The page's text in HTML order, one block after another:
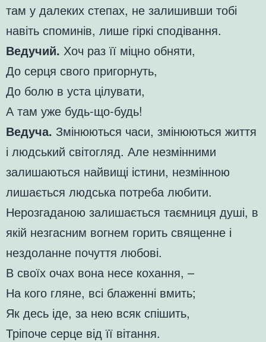
там у далеких степах, не залишивши тобі
навіть споминів, лише гіркі сподівання.
Ведучий. Хоч раз її міцно обняти,
До серця свого пригорнуть,
До болю в уста цілувати,
А там уже будь-що-будь!
Ведуча. Змінюються часи, змінюються життя
і людський світогляд. Але незмінними
залишаються найвищі істини, незмінною
лишається людська потреба любити.
Нерозгаданою залишається таємниця душі, в
якій незгасним вогнем горить священне і
нездоланне почуття любові.
В своїх очах вона несе кохання, –
На кого гляне, всі блаженні вмить;
Як десь іде, за нею всяк спішить,
Тріпоче серце від її вітання.